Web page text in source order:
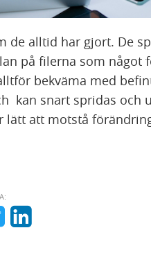
de alltid har gjort. De
på filerna som något
bekväma med
kan snart spridas och
lätt att motstå